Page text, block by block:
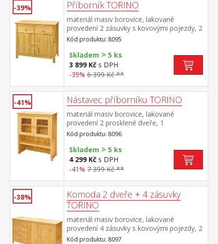
-39% Příborník TORINO
materiál masiv borovice, lakované
provedení 2 zásuvky s kovovými pojezdy, 2
plné dveře, 1 police vhodný doplněk
nástavec 8096
Kód produktu: 8095
Skladem > 5 ks
3 899 Kč s DPH
-39% 6 399 Kč **
-41% Nástavec příborníku TORINO
materiál masiv borovice, lakované
provedení 2 prosklené dveře, 1
police nástavec příborníku 8095
Kód produktu: 8096
Skladem > 5 ks
4 299 Kč s DPH
-41% 7 399 Kč **
-38%
Komoda 2 dveře + 4 zásuvky
TORINO
materiál masiv borovice, lakované
provedení 4 zásuvky s kovovými pojezdy, 2
plné dveře, 1 police
Kód produktu: 8097